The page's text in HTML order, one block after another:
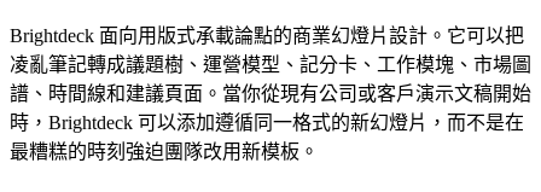
Brightdeck 面向用版式承載論點的商業幻燈片設計。它可以把
凌亂筆記轉成議題樹、運營模型、記分卡、工作模塊、市場圖
譜、時間線和建議頁面。當你從現有公司或客戶演示文稿開始
時，Brightdeck 可以添加遵循同一格式的新幻燈片，而不是在
最糟糕的時刻強迫團隊改用新模板。